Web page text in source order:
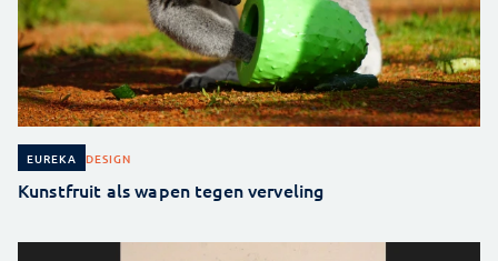
EUREKA DESIGN
Kunstfruit als wapen tegen verveling